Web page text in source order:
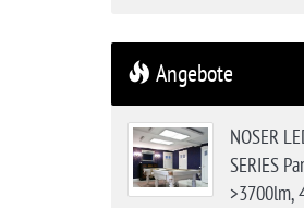
Angebote
NOSER
SERIES
>3700lm,